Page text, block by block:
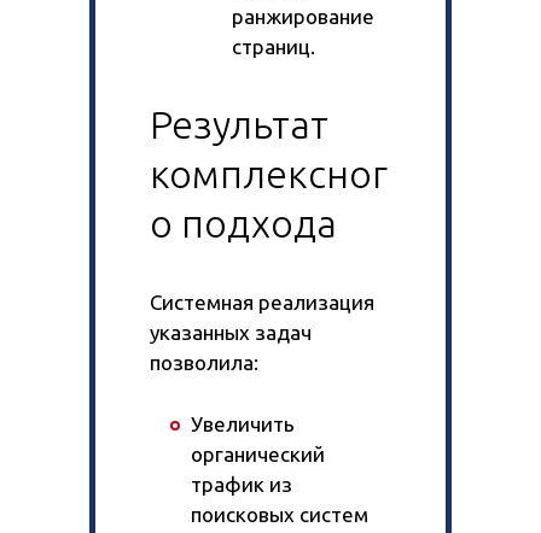
ранжирование
страниц.
Результат
комплексног
о подхода
Системная реализация
указанных задач
позволила:
Увеличить
органический
трафик из
поисковых систем